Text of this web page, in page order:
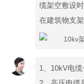
缆架空敷设
在建筑物支
1、10kV电缆